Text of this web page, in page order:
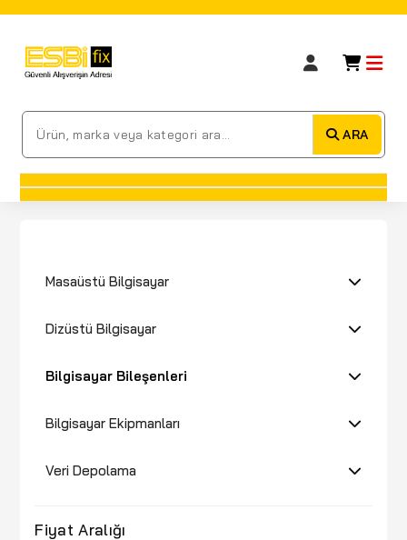
ARA
Masaüstü Bilgisayar
Dizüstü Bilgisayar
Bilgisayar Bileşenleri
Bilgisayar Ekipmanları
Veri Depolama
Fiyat Aralığı